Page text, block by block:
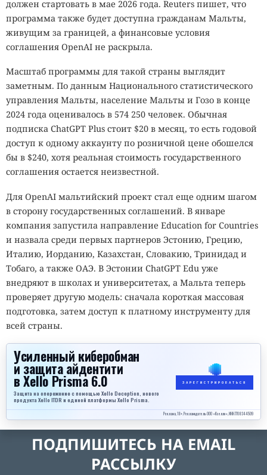
должен стартовать в мае 2026 года. Reuters пишет, что
программа также будет доступна гражданам Мальты,
живущим за границей, а финансовые условия
соглашения OpenAI не раскрыла.
Масштаб программы для такой страны выглядит
заметным. По данным Национального статистического
управления Мальты, население Мальты и Гозо в конце
2024 года оценивалось в 574 250 человек. Обычная
подписка ChatGPT Plus стоит $20 в месяц, то есть годовой
доступ к одному аккаунту по розничной цене обошелся
бы в $240, хотя реальная стоимость государственного
соглашения остается неизвестной.
Для OpenAI мальтийский проект стал еще одним шагом
в сторону государственных соглашений. В январе
компания запустила направление Education for Countries
и назвала среди первых партнеров Эстонию, Грецию,
Италию, Иорданию, Казахстан, Словакию, Тринидад и
Тобаго, а также ОАЭ. В Эстонии ChatGPT Edu уже
внедряют в школах и университетах, а Мальта теперь
проверяет другую модель: сначала короткая массовая
подготовка, затем доступ к платному инструменту для
всей страны.
Усиленный киберобман
и защита айдентити
в Xello Prisma 6.0
Защита на опережение с помощью Xello Deception, нового
продукта Xello ITDR и единой платформы Xello Prisma.
ЗАРЕГИСТРИРОВАТЬСЯ
Реклама, 18+. Рекламодатель ООО «Кселло», ИНН 7708344509
ПОДПИШИТЕСЬ НА EMAIL
РАССЫЛКУ